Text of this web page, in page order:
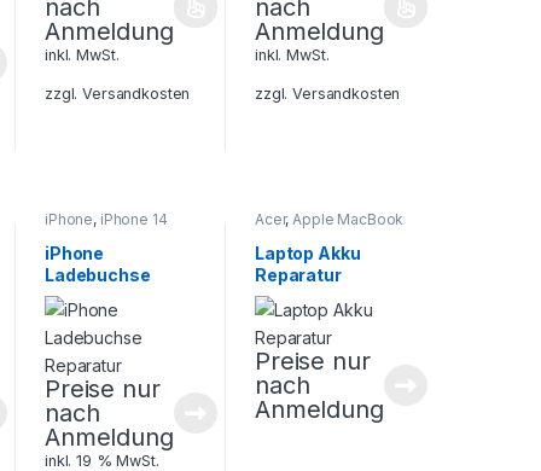
nach
Anmeldung
inkl. MwSt.
zzgl.Versandkosten
nach
Anmeldung
inkl. MwSt.
zzgl.Versandkosten
iPhone, iPhone 14
Serie,Smartphone
Reparatur
iPhone
Ladebuchse
Reparatur
Preise nur
nach
Anmeldung
inkl. 19 % MwSt.
Acer,Apple MacBook
Apple MacBook
Pro,Asus ,Dell,
Huawei Matebook
Laptop Reparatur
Lenovo
Samsung Galaxy
Book
Laptop Akku
Reparatur
Preise nur
nach
Anmeldung